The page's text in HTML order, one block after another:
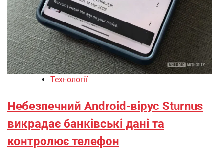
Технології
Небезпечний Android-вірус Sturnus
викрадає банківські дані та
контролює телефон